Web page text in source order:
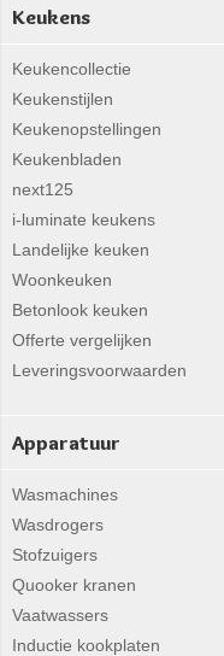
Keukens
Keukencollectie
Keukenstijlen
Keukenopstellingen
Keukenbladen
next125
i-luminate keukens
Landelijke keuken
Woonkeuken
Betonlook keuken
Offerte vergelijken
Leveringsvoorwaarden
Apparatuur
Wasmachines
Wasdrogers
Stofzuigers
Quooker kranen
Vaatwassers
Inductie kookplaten